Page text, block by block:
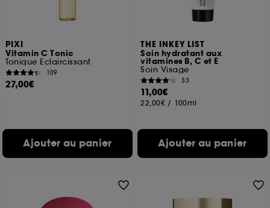
PIXI
Vitamin C Tonic
Tonique Eclaircissant
109
27,00€
Ajouter au panier
THE INKEY LIST
Soin hydratant aux
vitamines B, C et E
Soin Visage
33
11,00€
22,00€ / 100ml
Ajouter au panier